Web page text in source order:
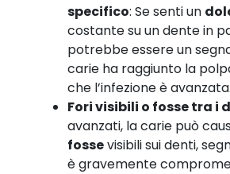
specifico: Se senti un
costante su un dente in
potrebbe essere un
carie ha raggiunto la
che l’infezione è avanzata.
Fori visibili o fosse tra i
avanzati, la carie può
fossevisibili sui denti,
è gravemente